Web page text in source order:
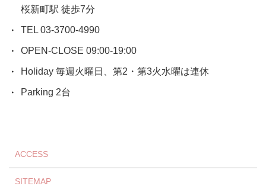
桜新町駅 徒歩7分
TEL 03-3700-4990
OPEN-CLOSE 09:00-19:00
Holiday 毎週火曜日、第2・第3火水曜は連休
Parking 2台
ACCESS
SITEMAP